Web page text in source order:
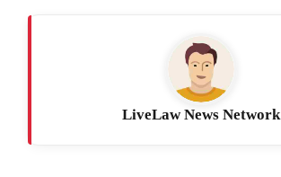
LiveLaw News Network